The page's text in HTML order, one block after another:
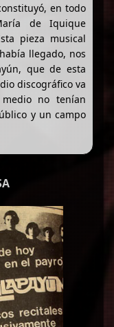
en todo
de Iquique
pieza musical
llegado, nos
que de esta
discográfico va
no tenían
y un campo